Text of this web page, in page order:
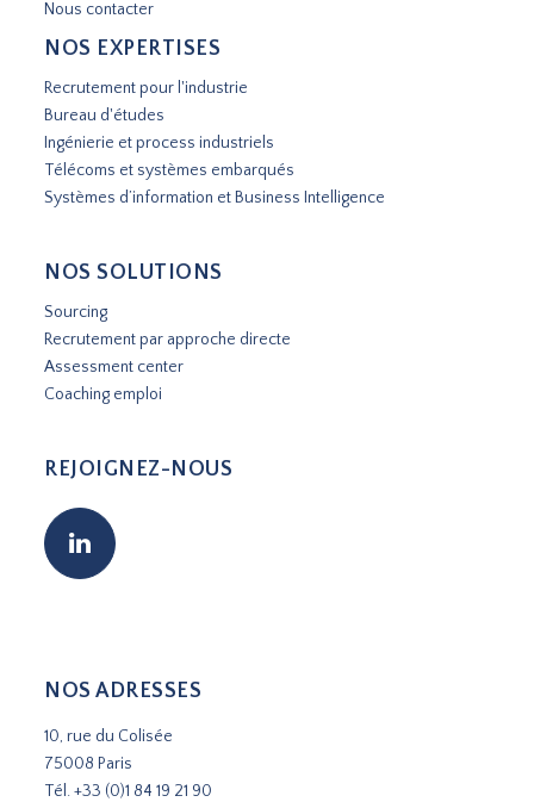
Nous contacter
NOS EXPERTISES
Recrutement pour l'industrie
Bureau d'études
Ingénierie et process industriels
Télécoms et systèmes embarqués
Systèmes d’information et Business Intelligence
NOS SOLUTIONS
Sourcing
Recrutement par approche directe
Assessment center
Coaching emploi
REJOIGNEZ-NOUS
NOS ADRESSES
10, rue du Colisée
75008 Paris
Tél.+33 (0)1 84 19 21 90